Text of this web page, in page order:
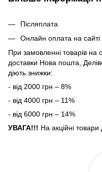
Післяплата
Онлайн оплата на сайті
При замовленні товарів на
доставки Нова пошта,
діють знижки:
- від 2000 грн – 8%
- від 4000 грн – 11%
- від 6000 грн – 14%
УВАГА!!! На акційні товари